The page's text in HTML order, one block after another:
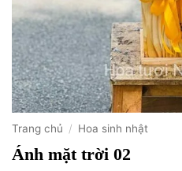
Trang chủ / Hoa sinh nhật
Ánh mặt trời 02